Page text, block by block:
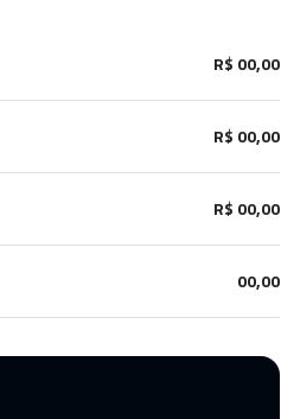
R$ 00,00
R$ 00,00
R$ 00,00
00,00